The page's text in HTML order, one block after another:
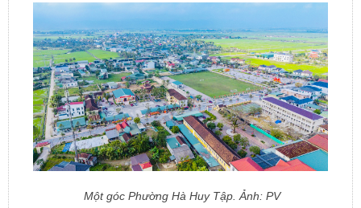
Một góc Phường Hà Huy Tập. Ảnh: PV